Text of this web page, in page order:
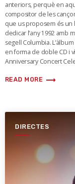
anteriors, perquè en
compositor de les
que us proposem és un
dedicar l’any 1992 amb
segell Columbia.
en forma de doble CD i
Anniversary Concert
READ MORE trending_flat
DIRECTES